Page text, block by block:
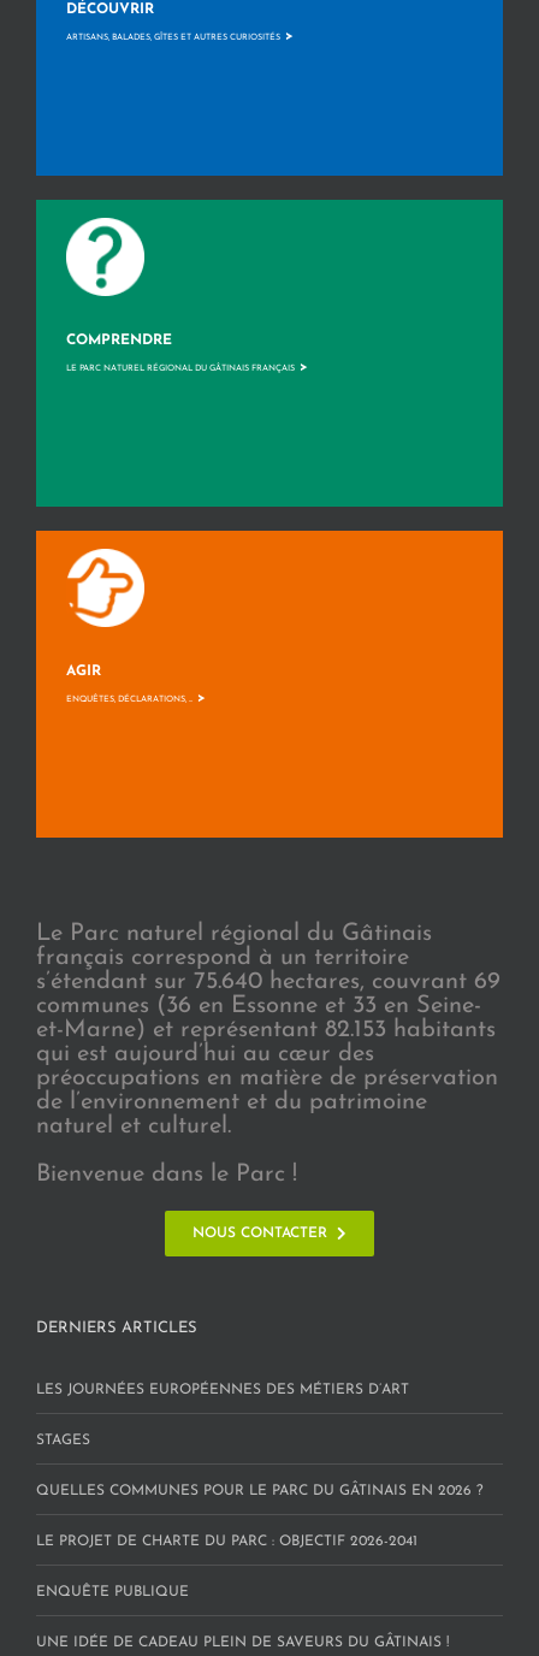
DÉCOUVRIR
ARTISANS, BALADES, GÎTES ET AUTRES CURIOSITÉS >
COMPRENDRE
LE PARC NATUREL RÉGIONAL DU GÂTINAIS FRANÇAIS >
AGIR
ENQUÊTES, DÉCLARATIONS, ... >
Le Parc naturel régional du Gâtinais
français correspond à un territoire
s’étendant sur 75.640 hectares, couvrant 69
communes (36 en Essonne et 33 en Seine-
et-Marne) et représentant 82.153 habitants
qui est aujourd’hui au cœur des
préoccupations en matière de préservation
de l’environnement et du patrimoine
naturel et culturel.
Bienvenue dans le Parc !
NOUS CONTACTER
DERNIERS ARTICLES
LES JOURNÉES EUROPÉENNES DES MÉTIERS D’ART
STAGES
QUELLES COMMUNES POUR LE PARC DU GÂTINAIS EN 2026 ?
LE PROJET DE CHARTE DU PARC : OBJECTIF 2026-2041
ENQUÊTE PUBLIQUE
UNE IDÉE DE CADEAU PLEIN DE SAVEURS DU GÂTINAIS !